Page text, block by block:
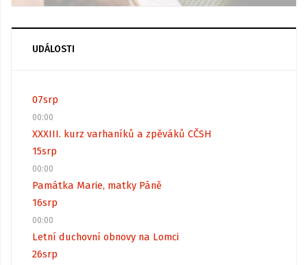
UDÁLOSTI
07srp
00:00
XXXIII. kurz varhaníků a zpěváků CČSH
15srp
00:00
Památka Marie, matky Páně
16srp
00:00
Letní duchovní obnovy na Lomci
26srp